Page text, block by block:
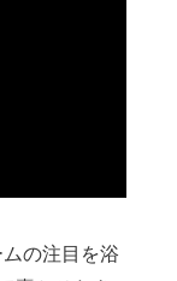
の注目を浴